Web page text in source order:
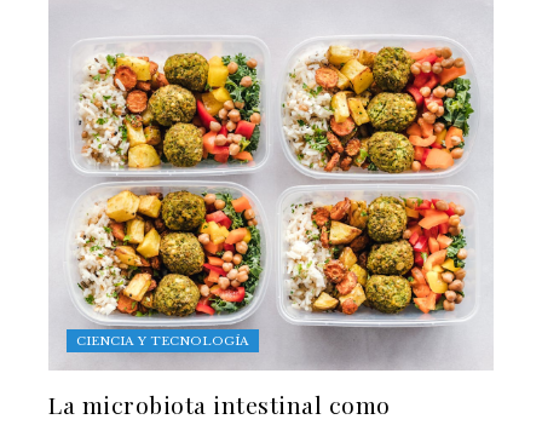
CIENCIA Y TECNOLOGÍA
La microbiota intestinal como